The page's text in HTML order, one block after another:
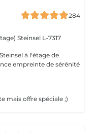
284
Steinsel L-7317
à l'étage de
empreinte de sérénité
mais offre spéciale ;)